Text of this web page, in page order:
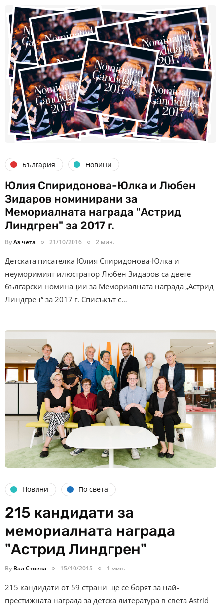
България Новини
Юлия Спиридонова-Юлка и Любен
Зидаров номинирани за
Мемориалната награда "Астрид
Линдгрен" за 2017 г.
ByАз чета 21/10/2016 2 мин.
Детската писателка Юлия Спиридонова-Юлка и
неуморимият илюстратор Любен Зидаров са двете
български номинации за Мемориалната награда „Астрид
Линдгрен“ за 2017 г. Списъкът с…
Новини По света
215 кандидати за
мемориалната награда
"Астрид Линдгрен"
By Вал Стоева 15/10/2015 1 мин.
215 кандидати от 59 страни ще се борят за най-
престижната награда за детска литература в света Astrid